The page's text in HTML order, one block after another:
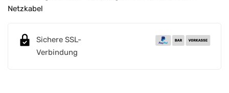
n
Netzkabel
Sichere SSL-
Verbindung